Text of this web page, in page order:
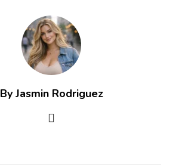
By Jasmin Rodriguez